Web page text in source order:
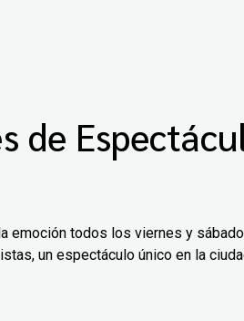
de
emoción todos los viernes y
un espectáculo único en la